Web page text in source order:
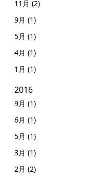
11月 (2)
9月 (1)
5月 (1)
4月 (1)
1月 (1)
2016
9月 (1)
6月 (1)
5月 (1)
3月 (1)
2月 (2)